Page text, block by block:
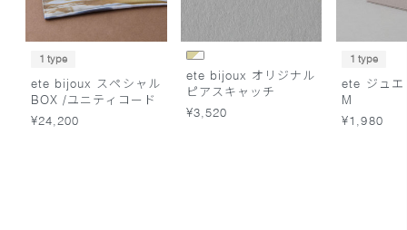
1 type
ete bijoux スペシャル
BOX /ユニティコード
¥24,200
ete bijoux オリジナル
ピアスキャッチ
¥3,520
1 type
ete ジュエ
M
¥1,980